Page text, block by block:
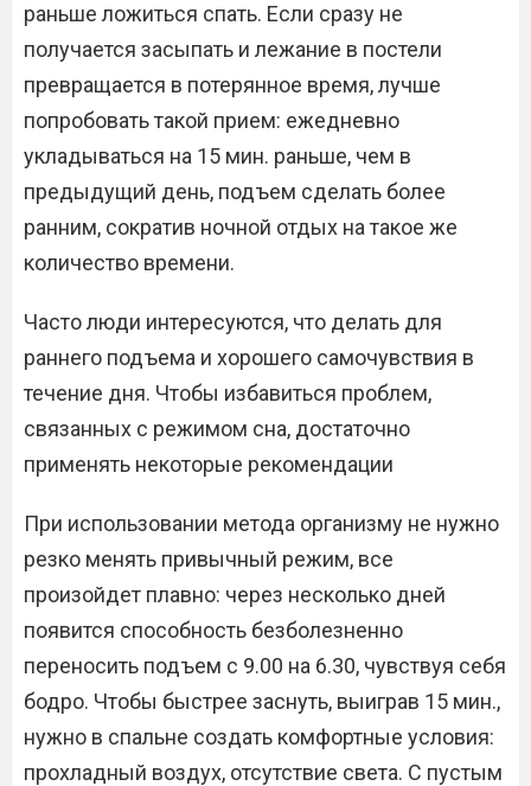
раньше ложиться спать. Если сразу не
получается засыпать и лежание в постели
превращается в потерянное время, лучше
попробовать такой прием: ежедневно
укладываться на 15 мин. раньше, чем в
предыдущий день, подъем сделать более
ранним, сократив ночной отдых на такое же
количество времени.
Часто люди интересуются, что делать для
раннего подъема и хорошего самочувствия в
течение дня. Чтобы избавиться проблем,
связанных с режимом сна, достаточно
применять некоторые рекомендации
При использовании метода организму не нужно
резко менять привычный режим, все
произойдет плавно: через несколько дней
появится способность безболезненно
переносить подъем с 9.00 на 6.30, чувствуя себя
бодро. Чтобы быстрее заснуть, выиграв 15 мин.,
нужно в спальне создать комфортные условия:
прохладный воздух, отсутствие света. С пустым